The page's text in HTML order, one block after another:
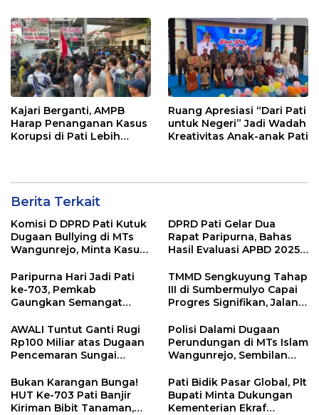
Sekolah Berbasis Agama
Kajari Berganti, AMPB
Harap Penanganan Kasus
Korupsi di Pati Lebih
Ruang Apresiasi “Dari Pati
untuk Negeri” Jadi Wadah
Kreativitas Anak-anak Pati
Berita Terkait
Komisi D DPRD Pati Kutuk
Dugaan Bullying di MTs
Wangunrejo, Minta Kasus
DPRD Pati Gelar Dua
Rapat Paripurna, Bahas
Hasil Evaluasi APBD 2025
2026
Paripurna Hari Jadi Pati
ke-703, Pemkab
Gaungkan Semangat
Mbangun Kamajengan”
TMMD Sengkuyung Tahap
III di Sumbermulyo Capai
Progres Signifikan, Jalan
Persen
AWALI Tuntut Ganti Rugi
Rp100 Miliar atas Dugaan
Pencemaran Sungai
Lanjuti
Polisi Dalami Dugaan
Perundungan di MTs Islam
Wangunrejo, Sembilan
Bukan Karangan Bunga!
HUT Ke-703 Pati Banjir
Kiriman Bibit Tanaman,
Pati Bidik Pasar Global, Plt
Bupati Minta Dukungan
Kementerian Ekraf